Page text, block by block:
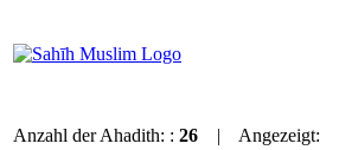
Anzahl der Ahadith: : 26 | Angezeigt: